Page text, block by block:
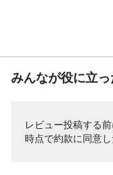
みんなが役に立
レビュー投稿する
時点で約款に同意し